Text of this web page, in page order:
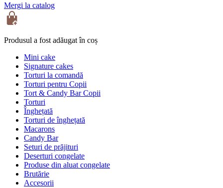
Mergi la catalog
Produsul a fost adăugat în coș
Mini cake
Signature cakes
Torturi la comandă
Torturi pentru Copii
Tort & Candy Bar Copii
Torturi
Înghețată
Torturi de înghețată
Macarons
Candy Bar
Seturi de prăjituri
Deserturi congelate
Produse din aluat congelate
Brutărie
Accesorii